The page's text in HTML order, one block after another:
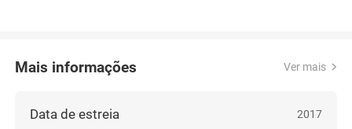
Mais informações Ver mais
Data de estreia 2017